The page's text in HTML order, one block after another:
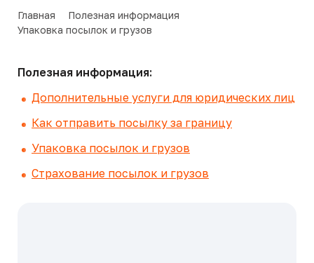
Главная
Полезная информация
Упаковка посылок и грузов
Полезная информация:
Дополнительные услуги для юридических лиц
Как отправить посылку за границу
Упаковка посылок и грузов
Страхование посылок и грузов